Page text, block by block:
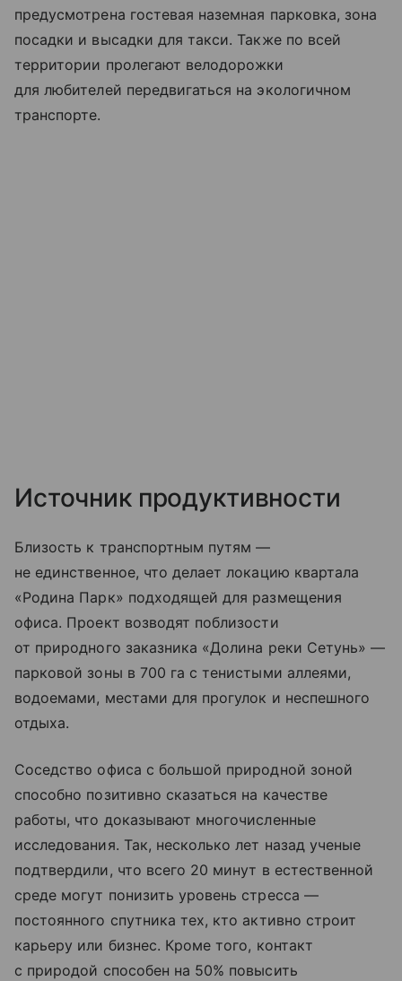
предусмотрена гостевая наземная парковка, зона
посадки и высадки для такси. Также по всей
территории пролегают велодорожки
для любителей передвигаться на экологичном
транспорте.
Источник продуктивности
Близость к транспортным путям —
не единственное, что делает локацию квартала
«Родина Парк» подходящей для размещения
офиса. Проект возводят поблизости
от природного заказника «Долина реки Сетунь» —
парковой зоны в 700 га с тенистыми аллеями,
водоемами, местами для прогулок и неспешного
отдыха.
Соседство офиса с большой природной зоной
способно позитивно сказаться на качестве
работы, что доказывают многочисленные
исследования. Так, несколько лет назад ученые
подтвердили, что всего 20 минут в естественной
среде могут понизить уровень стресса —
постоянного спутника тех, кто активно строит
карьеру или бизнес. Кроме того, контакт
с природой способен на 50% повысить